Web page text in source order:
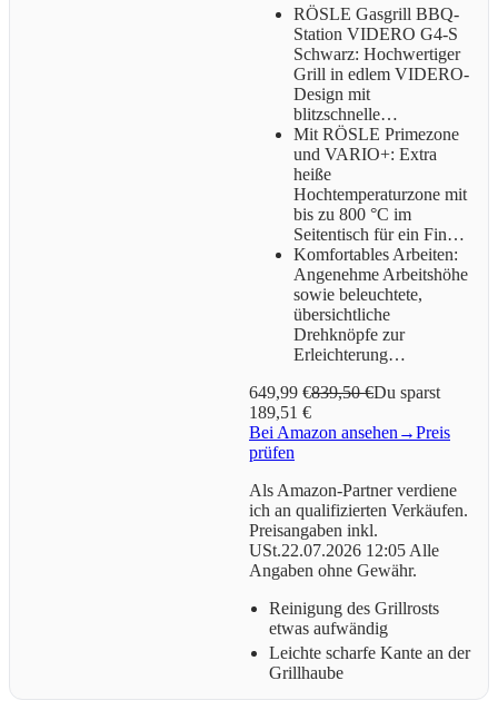
RÖSLE Gasgrill BBQ-
Station VIDERO G4-S
Schwarz: Hochwertiger
Grill in edlem VIDERO-
Design mit
blitzschnelle…
Mit RÖSLE Primezone
und VARIO+: Extra
heiße
Hochtemperaturzone mit
bis zu 800 °C im
Seitentisch für ein Fin…
Komfortables Arbeiten:
Angenehme Arbeitshöhe
sowie beleuchtete,
übersichtliche
Drehknöpfe zur
Erleichterung…
649,99 €839,50 €Du sparst
189,51 €
Bei Amazon ansehen →Preis
prüfen
Als Amazon-Partner verdiene
ich an qualifizierten Verkäufen.
Preisangaben inkl.
USt.22.07.2026 12:05 Alle
Angaben ohne Gewähr.
Reinigung des Grillrosts
etwas aufwändig
Leichte scharfe Kante an der
Grillhaube